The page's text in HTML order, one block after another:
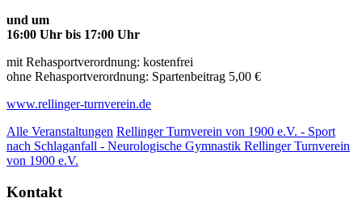
und um
16:00 Uhr bis 17:00 Uhr
mit Rehasportverordnung: kostenfrei
ohne Rehasportverordnung: Spartenbeitrag 5,00 €
www.rellinger-turnverein.de
Alle Veranstaltungen Rellinger Turnverein von 1900 e.V. - Sport
nach Schlaganfall - Neurologische Gymnastik Rellinger Turnverein
von 1900 e.V.
Kontakt